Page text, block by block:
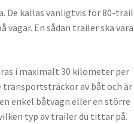
De kallas vanligtvis för 80-
En sådan trailer ska vara
i maximalt 30 kilometer per
av båt och är
enkel båtvagn eller en större
typ av trailer du tittar på.